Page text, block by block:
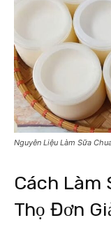
Nguyên Liệu Làm Sữa
Cách Làm
Thọ Đơn